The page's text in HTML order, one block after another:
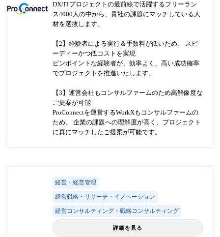
DX/ITプロジェクトの最前線で活躍するフリーラン
ス4000人の中から、貴社の課題にマッチしている人
材を選抜します。
【2】経験者による実行＆手数料が低いため、 スピ
ーディーかつ低コストを実現
ピンポイントな経験者が、効率よく、高い成功確率
でプロジェクトを推進いたします。
【3】運営会社もコンサルファームのため高解像度な
ご提案が可能
ProConnectを運営するWorkXもコンサルファームの
ため、 企業の課題への理解度が高く、プロジェクト
に真にマッチしたご提案が可能です。
経営・経営管理
経営戦略・リサーチ・イノベーション
経営コンサルティング・戦略コンサルティング
詳細を見る